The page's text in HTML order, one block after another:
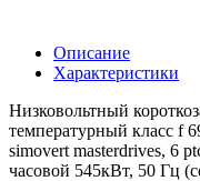
Описание
Характеристики
Низковольтный
температурный класс f
simovert masterdrives, 6
часовой 545кВт, 50 Гц